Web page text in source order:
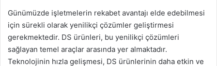
Günümüzde işletmelerin rekabet avantajı elde edebilmesi
için sürekli olarak yenilikçi çözümler geliştirmesi
gerekmektedir. DS ürünleri, bu yenilikçi çözümleri
sağlayan temel araçlar arasında yer almaktadır.
Teknolojinin hızla gelişmesi, DS ürünlerinin daha etkin ve